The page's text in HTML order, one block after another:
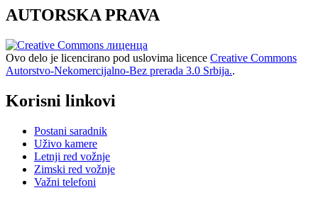
AUTORSKA PRAVA
Ovo delo je licencirano pod uslovima licence Creative Commons
Autorstvo-Nekomercijalno-Bez prerada 3.0 Srbija..
Korisni linkovi
Postani saradnik
Uživo kamere
Letnji red vožnje
Zimski red vožnje
Važni telefoni